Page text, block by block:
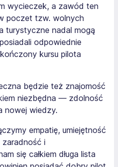
wycieczek, a zawód ten
poczet tzw. wolnych
turystyczne nadal mogą
odpowiednie
kursu pilota
będzie też znajomość
niezbędna — zdolność
nowej wiedzy.
empatię, umiejętność
i
się całkiem długa lista